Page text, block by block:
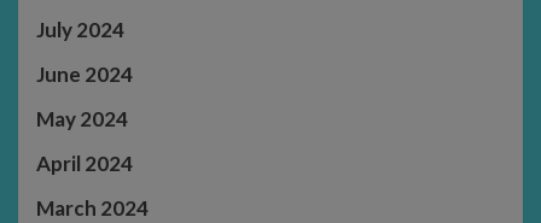
July 2024
June 2024
May 2024
April 2024
March 2024